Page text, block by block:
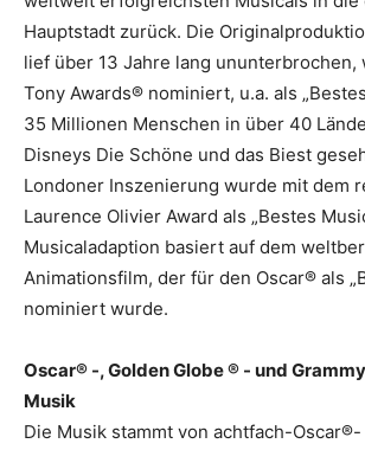
Hauptstadt zurück. Die
lief über 13 Jahre lang ununterbrochen,
Tony Awards® nominiert, u.a. als
35 Millionen Menschen in über 40
Disneys Die Schöne und das Biest
Londoner Inszenierung wurde mit dem
Laurence Olivier Award als „Bestes
Musicaladaption basiert auf dem
Animationsfilm, der für den Oscar® als
nominiert wurde.
Oscar® -, Golden Globe ® - und
Musik
Die Musik stammt von achtfach-